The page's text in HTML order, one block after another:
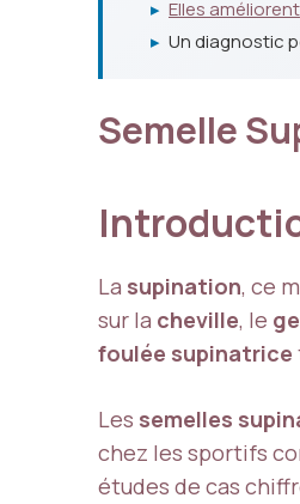
▸ Elles améliorent
▸ Un diagnostic
Semelle
La supination, ce
sur la cheville, le
foulée supinatrice
Les semelles
chez les sportifs
études de cas